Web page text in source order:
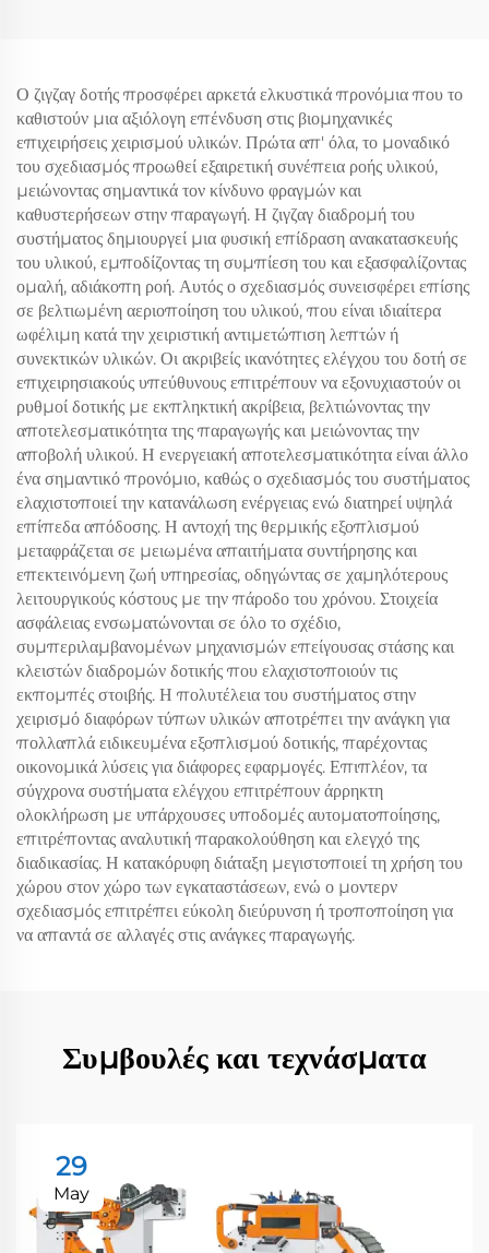
Ο ζιγζαγ δοτής προσφέρει αρκετά ελκυστικά προνόμια που το
καθιστούν μια αξιόλογη επένδυση στις βιομηχανικές
επιχειρήσεις χειρισμού υλικών. Πρώτα απ' όλα, το μοναδικό
του σχεδιασμός προωθεί εξαιρετική συνέπεια ροής υλικού,
μειώνοντας σημαντικά τον κίνδυνο φραγμών και
καθυστερήσεων στην παραγωγή. Η ζιγζαγ διαδρομή του
συστήματος δημιουργεί μια φυσική επίδραση ανακατασκευής
του υλικού, εμποδίζοντας τη συμπίεση του και εξασφαλίζοντας
ομαλή, αδιάκοπη ροή. Αυτός ο σχεδιασμός συνεισφέρει επίσης
σε βελτιωμένη αεριοποίηση του υλικού, που είναι ιδιαίτερα
ωφέλιμη κατά την χειριστική αντιμετώπιση λεπτών ή
συνεκτικών υλικών. Οι ακριβείς ικανότητες ελέγχου του δοτή σε
επιχειρησιακούς υπεύθυνους επιτρέπουν να εξονυχιαστούν οι
ρυθμοί δοτικής με εκπληκτική ακρίβεια, βελτιώνοντας την
αποτελεσματικότητα της παραγωγής και μειώνοντας την
αποβολή υλικού. Η ενεργειακή αποτελεσματικότητα είναι άλλο
ένα σημαντικό προνόμιο, καθώς ο σχεδιασμός του συστήματος
ελαχιστοποιεί την κατανάλωση ενέργειας ενώ διατηρεί υψηλά
επίπεδα απόδοσης. Η αντοχή της θερμικής εξοπλισμού
μεταφράζεται σε μειωμένα απαιτήματα συντήρησης και
επεκτεινόμενη ζωή υπηρεσίας, οδηγώντας σε χαμηλότερους
λειτουργικούς κόστους με την πάροδο του χρόνου. Στοιχεία
ασφάλειας ενσωματώνονται σε όλο το σχέδιο,
συμπεριλαμβανομένων μηχανισμών επείγουσας στάσης και
κλειστών διαδρομών δοτικής που ελαχιστοποιούν τις
εκπομπές στοιβής. Η πολυτέλεια του συστήματος στην
χειρισμό διαφόρων τύπων υλικών αποτρέπει την ανάγκη για
πολλαπλά ειδικευμένα εξοπλισμού δοτικής, παρέχοντας
οικονομικά λύσεις για διάφορες εφαρμογές. Επιπλέον, τα
σύγχρονα συστήματα ελέγχου επιτρέπουν άρρηκτη
ολοκλήρωση με υπάρχουσες υποδομές αυτοματοποίησης,
επιτρέποντας αναλυτική παρακολούθηση και ελεγχό της
διαδικασίας. Η κατακόρυφη διάταξη μεγιστοποιεί τη χρήση του
χώρου στον χώρο των εγκαταστάσεων, ενώ ο μοντερν
σχεδιασμός επιτρέπει εύκολη διεύρυνση ή τροποποίηση για
να απαντά σε αλλαγές στις ανάγκες παραγωγής.
Συμβουλές και τεχνάσματα
29
May